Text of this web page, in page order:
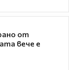
от
вече е